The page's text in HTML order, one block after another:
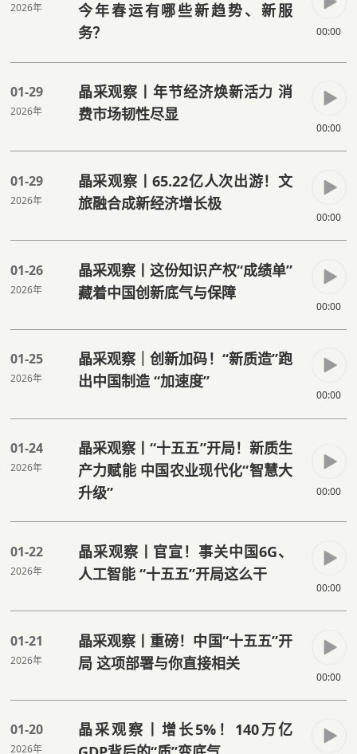
2026年
今年春运有哪些新趋势、新服
务？
00:00
01-29
2026年
晶采观察丨年节经济焕新活力 消
费市场韧性尽显
00:00
01-29
2026年
晶采观察丨65.22亿人次出游！文
旅融合成新经济增长极
00:00
01-26
2026年
晶采观察丨这份知识产权“成绩单”
藏着中国创新底气与保障
00:00
01-25
2026年
晶采观察｜创新加码！“新质造”跑
出中国制造 “加速度”
00:00
01-24
2026年
晶采观察丨“十五五”开局！新质生
产力赋能 中国农业现代化“智慧大
升级”
00:00
01-22
2026年
晶采观察丨官宣！事关中国6G、
人工智能 “十五五”开局这么干
00:00
01-21
2026年
晶采观察丨重磅！中国“十五五”开
局 这项部署与你直接相关
00:00
01-20
2026年
晶采观察丨增长5%！140万亿